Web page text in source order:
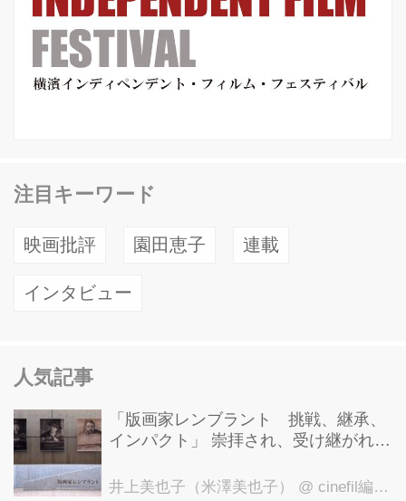
注目キーワード
映画批評 園田恵子 連載
インタビュー
人気記事
「版画家レンブラント 挑戦、継承、
インパクト」 崇拝され、受け継がれ、
洋美術館にて9月23日まで開催中！
井上美也子（米澤美也子） @ cinefil編集部